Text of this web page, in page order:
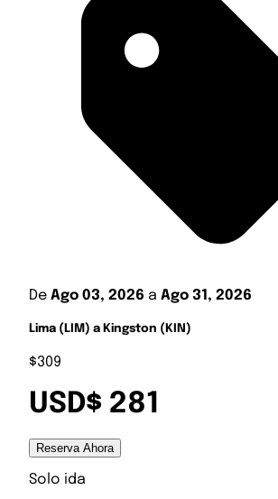
De Ago 03, 2026 a Ago 31, 2026
Lima (LIM) a Kingston (KIN)
$309
USD$ 281
Reserva Ahora
Solo ida